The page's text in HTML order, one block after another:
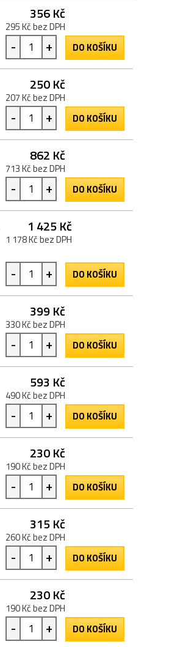
356 Kč
295 Kč bez DPH
- + DO KOŠÍKU
250 Kč
207 Kč bez DPH
- + DO KOŠÍKU
862 Kč
713 Kč bez DPH
- + DO KOŠÍKU
1 425 Kč
1 178 Kč bez DPH
- + DO KOŠÍKU
399 Kč
330 Kč bez DPH
- + DO KOŠÍKU
593 Kč
490 Kč bez DPH
- + DO KOŠÍKU
230 Kč
190 Kč bez DPH
- + DO KOŠÍKU
315 Kč
260 Kč bez DPH
- + DO KOŠÍKU
230 Kč
190 Kč bez DPH
- + DO KOŠÍKU